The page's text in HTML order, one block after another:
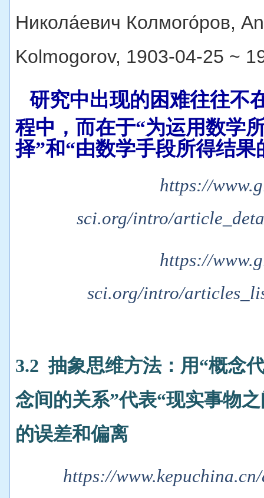
Никола́евич Колмого́ров‎,
Kolmogorov, 1903-04-25 ~
研究中出现的困难往往不
程中，而在于“为运用数学
择”和“由数学手段所得结果
https://
sci.org/intro/
https://
sci.org/intro/
3.2抽象思维方法：用“概念
念间的关系”代表“现实事物
的误差和偏离
https://